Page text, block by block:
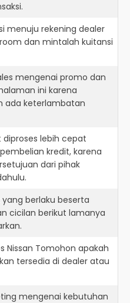
menuju rekening dealer
dan mintalah kuitansi
mengenai promo dan
ini karena
ada keterlambatan
lebih cepat
kredit, karena
dari pihak
berlaku beserta
cicilan berikut lamanya
Nissan Tomohon apakah
tersedia di dealer atau
mengenai kebutuhan